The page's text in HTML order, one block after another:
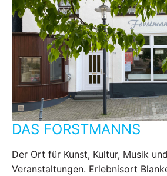
DAS FORSTMANNS
Der Ort für Kunst, Kultur, Musik
Veranstaltungen. Erlebnisort